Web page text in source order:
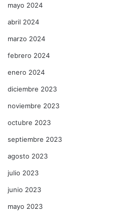
mayo 2024
abril 2024
marzo 2024
febrero 2024
enero 2024
diciembre 2023
noviembre 2023
octubre 2023
septiembre 2023
agosto 2023
julio 2023
junio 2023
mayo 2023